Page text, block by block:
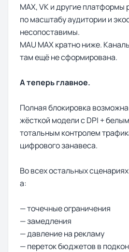
MAX, VK и другие платформы
по масштабу аудитории и
несопоставимы.
MAU MAX кратно ниже.
там ещё не сформирована.
А теперь главное.
Полная блокировка
жёсткой модели с DPI +
тотальным контролем
цифрового занавеса.
Во всех остальных
а:
— точечные ограничения
— замедления
— давление на рекламу
— переток бюджетов в